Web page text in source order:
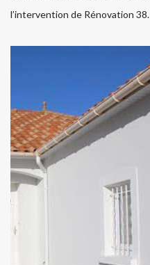
l’intervention de Rénovation 38.